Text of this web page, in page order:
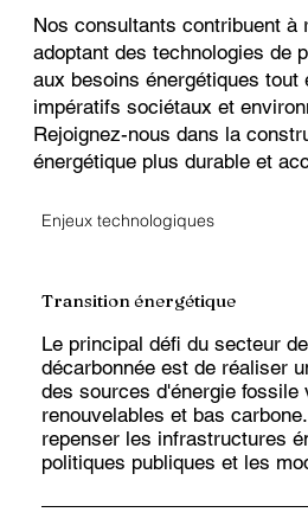
Nos consultants contribuent à
adoptant des technologies de
aux besoins énergétiques tout
impératifs sociétaux et
Rejoignez-nous dans la
énergétique plus durable et
Enjeux technologiques
Transition énergétique
Le principal défi du secteur
décarbonnée est de réaliser
des sources d'énergie fossile
renouvelables et bas
repenser les infrastructures
politiques publiques et les